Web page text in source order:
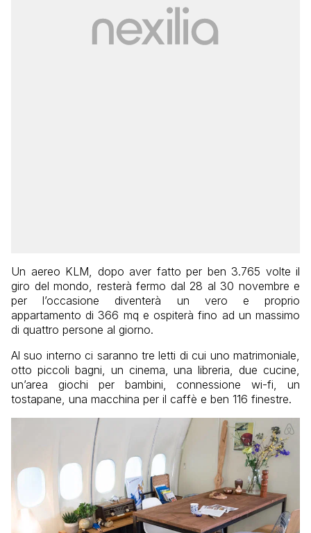
Un aereo KLM, dopo aver fatto per ben 3.765 volte il
giro del mondo, resterà fermo dal 28 al 30 novembre e
per l’occasione diventerà un vero e proprio
appartamento di 366 mq e ospiterà fino ad un massimo
di quattro persone al giorno.
Al suo interno ci saranno tre letti di cui uno matrimoniale,
otto piccoli bagni, un cinema, una libreria, due cucine,
un’area giochi per bambini, connessione wi-fi, un
tostapane, una macchina per il caffè e ben 116 finestre.